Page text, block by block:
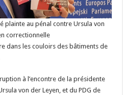
plainte au pénal contre Ursula von
correctionnelle
dans les couloirs des bâtiments de
à l’encontre de la présidente
von der Leyen, et du PDG de